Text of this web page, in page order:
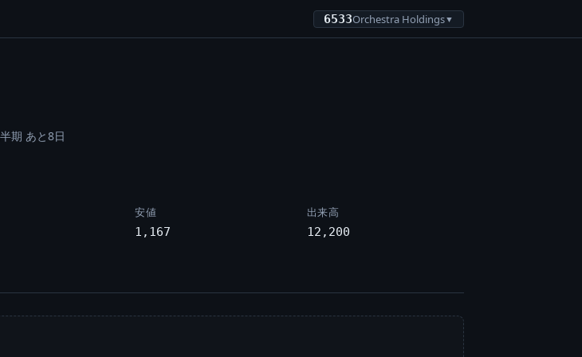
6533Orchestra Holdings▼
期 あと8日
安値
1,167
出来高
12,200